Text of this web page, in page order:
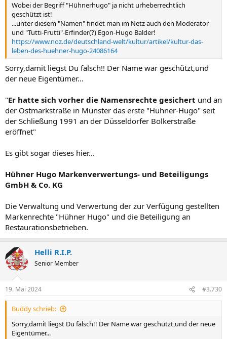
Wobei der Begriff "Hühnerhugo" ja nicht urheberrechtlich
geschützt ist!
...unter diesem "Namen" findet man im Netz auch den Moderator
und "Tutti-Frutti"-Erfinder(?) Egon-Hugo Balder!
https://www.noz.de/deutschland-welt/kultur/artikel/kultur-das-
leben-des-huehner-hugo-24086164
Sorry,damit liegst Du falsch!! Der Name war geschützt,und
der neue Eigentümer...
"Er hatte sich vorher die Namensrechte gesichert und an
der Ostmarkstraße in Münster das erste "Hühner-Hugo" seit
der Schließung 1991 an der Düsseldorfer Bolkerstraße
eröffnet"
Es gibt sogar dieses hier...
Hühner Hugo Markenverwertungs- und Beteiligungs
GmbH & Co. KG
Die Verwaltung und Verwertung der zur Verfügung gestellten
Markenrechte "Hühner Hugo" und die Beteiligung an
Restaurationsbetrieben.
Helli R.I.P.
Senior Member
19. Mai 2024 #3.730
Buddy schrieb:
Sorry,damit liegst Du falsch!! Der Name war geschützt,und der neue
Eigentümer...